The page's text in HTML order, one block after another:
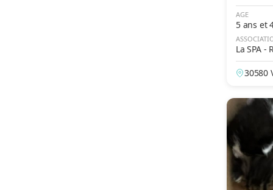
AGE
5 ans et
La SPA -
30580